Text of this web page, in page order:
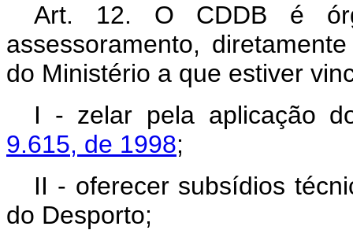
Art. 12. O CDDB é
assessoramento,
do Ministério a que estiver
I - zelar pela aplicação
9.615, de 1998;
II - oferecer subsídios
do Desporto;